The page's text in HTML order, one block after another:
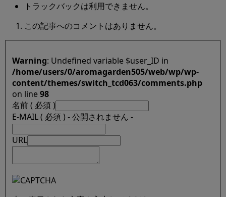
トラックバックは利用できません。
この記事へのコメントはありません。
Warning : Undefined variable $user_ID in
/home/users/0/aromagarden505/web/wp/wp-
content/themes/switch_tcd063/comments.php
on line98
名前 ( 必須 )
E-MAIL ( 必須 ) - 公開されません -
URL